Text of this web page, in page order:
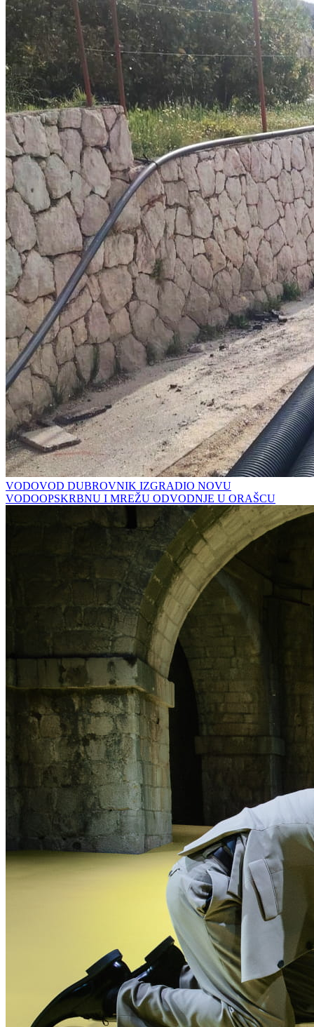
VODOVOD DUBROVNIK IZGRADIO NOVU
VODOOPSKRBNU I MREŽU ODVODNJE U ORAŠCU